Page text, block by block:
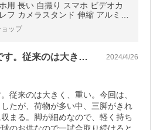
用 長い 自撮り スマホ ビデオカ
フ カメラスタンド 伸縮 アルミ
クト 折りたたみ ケース 収納袋付
ホルダー
ップ
これ、とてもいいです。従来のは大きく、… 2024/4/26
従来のは大きく、重い。今回は、
たが、荷物が多い中、三脚がきれ
まる。脚が細めなので、軽く持ち